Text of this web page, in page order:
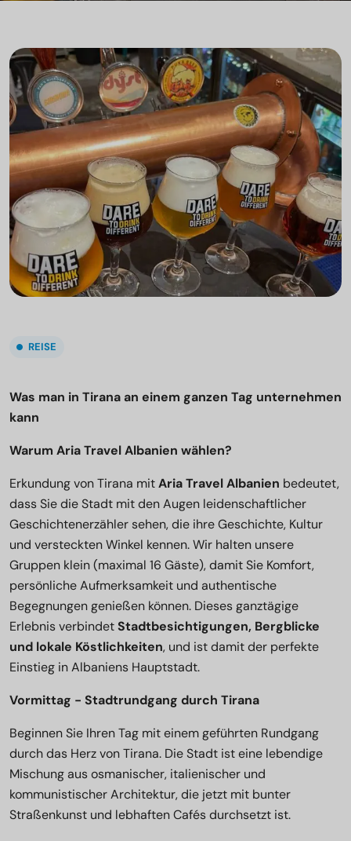
REISE
Was man in Tirana an einem ganzen Tag unternehmen
kann
Warum Aria Travel Albanien wählen?
Erkundung von Tirana mitAria Travel Albanien bedeutet,
dass Sie die Stadt mit den Augen leidenschaftlicher
Geschichtenerzähler sehen, die ihre Geschichte, Kultur
und versteckten Winkel kennen. Wir halten unsere
Gruppen klein (maximal 16 Gäste), damit Sie Komfort,
persönliche Aufmerksamkeit und authentische
Begegnungen genießen können. Dieses ganztägige
Erlebnis verbindetStadtbesichtigungen, Bergblicke
und lokale Köstlichkeiten, und ist damit der perfekte
Einstieg in Albaniens Hauptstadt.
Vormittag - Stadtrundgang durch Tirana
Beginnen Sie Ihren Tag mit einem geführten Rundgang
durch das Herz von Tirana. Die Stadt ist eine lebendige
Mischung aus osmanischer, italienischer und
kommunistischer Architektur, die jetzt mit bunter
Straßenkunst und lebhaften Cafés durchsetzt ist.